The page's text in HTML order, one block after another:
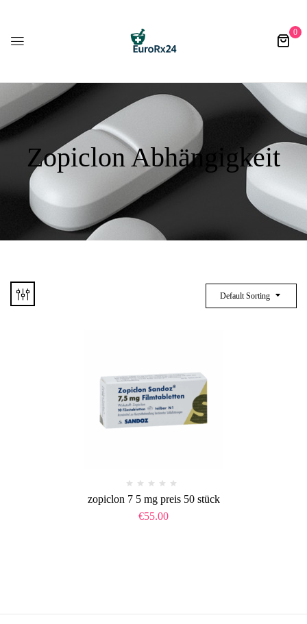
0
Zopiclon Abhängigkeit
Default Sorting
zopiclon 7 5 mg preis 50 stück​
€55.00